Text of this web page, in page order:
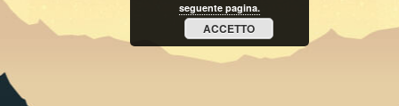
seguente pagina.
ACCETTO